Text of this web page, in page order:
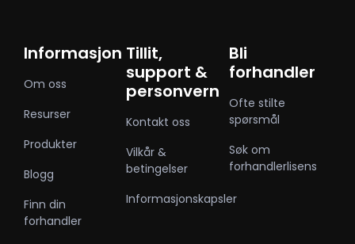
Informasjon
Om oss
Resurser
Produkter
Blogg
Finn din
forhandler
Tillit,
support &
personvern
Kontakt oss
Vilkår &
betingelser
Informasjonskapsler
Bli
forhandler
Ofte stilte
spørsmål
Søk om
forhandlerlisens